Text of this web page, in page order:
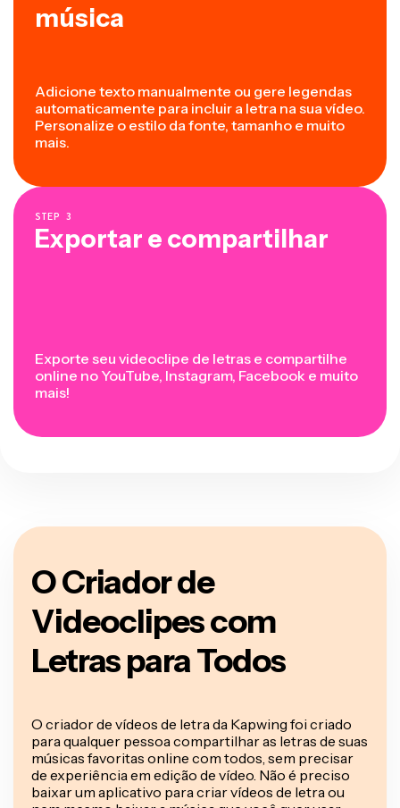
música
Adicione texto manualmente ou gere legendas
automaticamente para incluir a letra na sua vídeo.
Personalize o estilo da fonte, tamanho e muito
mais.
STEP 3
Exportar e compartilhar
Exporte seu videoclipe de letras e compartilhe
online no YouTube, Instagram, Facebook e muito
mais!
O Criador de
Videoclipes com
Letras para Todos
O criador de vídeos de letra da Kapwing foi criado
para qualquer pessoa compartilhar as letras de suas
músicas favoritas online com todos, sem precisar
de experiência em edição de vídeo. Não é preciso
baixar um aplicativo para criar vídeos de letra ou